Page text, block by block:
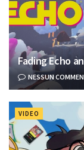
Fading Echo
NESSUN
VIDEO